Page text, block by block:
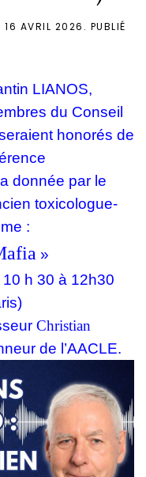
16 AVRIL 2026 . PUBLIÉ
LIANOS,
du Conseil
honorés de
donnée par le
toxicologue-
:
»
h 30 à 12h30
Christian
de l’AACLE.